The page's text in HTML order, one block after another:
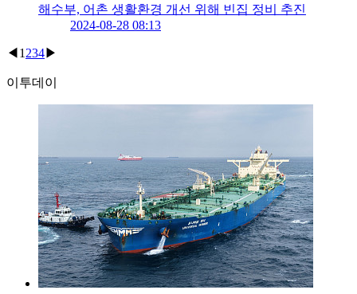
해수부, 어촌 생활환경 개선 위해 빈집 정비 추진
2024-08-28 08:13
◀ 1 234▶
이투데이